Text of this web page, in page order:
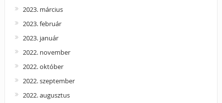
2023. március
2023. február
2023. január
2022. november
2022. október
2022. szeptember
2022. augusztus